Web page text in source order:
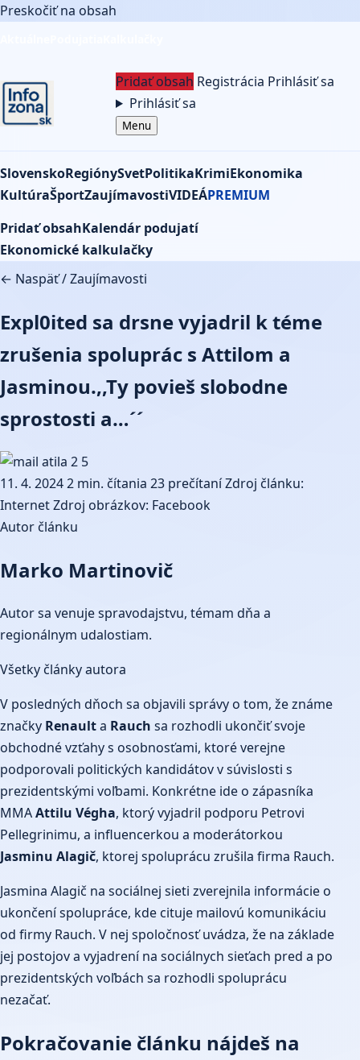
Preskočiť na obsah
Pridať obsah Registrácia Prihlásiť sa
Prihlásiť sa
Menu
SlovenskoRegiónySvetPolitikaKrimiEkonomika
KultúraŠportZaujímavostiVIDEÁPREMIUM
Pridať obsahKalendár podujatí
Ekonomické kalkulačky
← Naspäť/Zaujímavosti
Expl0ited sa drsne vyjadril k téme
zrušenia spoluprác s Attilom a
Jasminou.,,Ty povieš slobodne
sprostosti a…´´
11. 4. 20242 min. čítania 23 prečítaníZdroj článku:
InternetZdroj obrázkov: Facebook
Autor článku
Marko Martinovič
Autor sa venuje spravodajstvu, témam dňa a
regionálnym udalostiam.
Všetky články autora
V posledných dňoch sa objavili správy o tom, že známe
značky Renaulta Rauch sa rozhodli ukončiť svoje
obchodné vzťahy s osobnosťami, ktoré verejne
podporovali politických kandidátov v súvislosti s
prezidentskými voľbami. Konkrétne ide o zápasníka
MMAAttilu Végha, ktorý vyjadril podporu Petrovi
Pellegrinimu, a influencerkou a moderátorkou
Jasminu Alagič, ktorej spoluprácu zrušila firma Rauch.
Jasmina Alagič na sociálnej sieti zverejnila informácie o
ukončení spolupráce, kde cituje mailovú komunikáciu
od firmy Rauch. V nej spoločnosť uvádza, že na základe
jej postojov a vyjadrení na sociálnych sieťach pred a po
prezidentských voľbách sa rozhodli spoluprácu
nezačať.
Pokračovanie článku nájdeš na